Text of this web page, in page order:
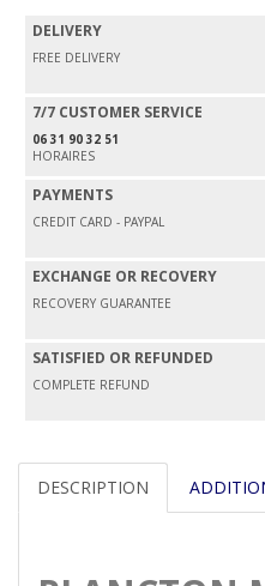
DELIVERY
FREE DELIVERY
7/7 CUSTOMER SERVICE
06 31 90 32 51
HORAIRES
PAYMENTS
CREDIT CARD - PAYPAL
EXCHANGE OR RECOVERY
RECOVERY GUARANTEE
SATISFIED OR REFUNDED
COMPLETE REFUND
DESCRIPTION